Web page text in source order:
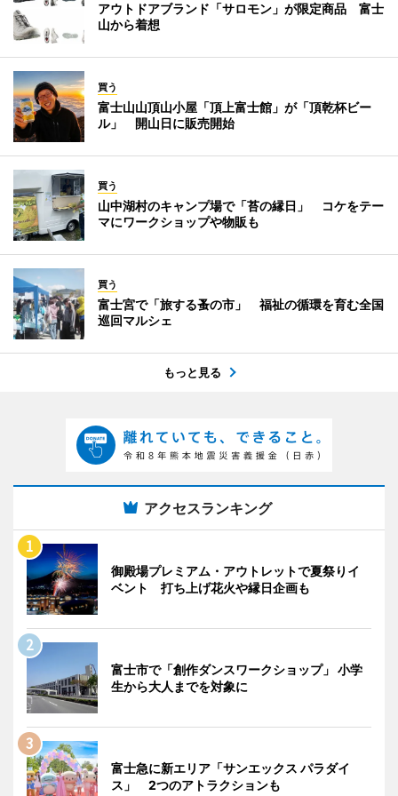
アウトドアブランド「サロモン」が限定商品 富士
山から着想
買う
富士山山頂山小屋「頂上富士館」が「頂乾杯ビー
ル」 開山日に販売開始
買う
山中湖村のキャンプ場で「苔の縁日」 コケをテー
マにワークショップや物販も
買う
富士宮で「旅する蚤の市」 福祉の循環を育む全国
巡回マルシェ
もっと見る
アクセスランキング
御殿場プレミアム・アウトレットで夏祭りイ
ベント 打ち上げ花火や縁日企画も
富士市で「創作ダンスワークショップ」 小学
生から大人までを対象に
富士急に新エリア「サンエックス パラダイ
ス」 2つのアトラクションも